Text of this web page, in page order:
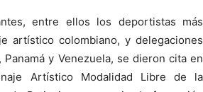
entre ellos los deportistas más
artístico colombiano, y delegaciones
y Venezuela, se dieron cita en
Artístico Modalidad Libre de la